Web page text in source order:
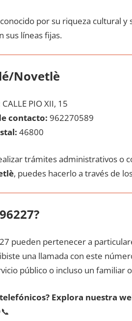
pοr su riqueza cultural у
sus líneas fijas.
Novetlè
CALLE PIO XII, 15
contacto: 962270589
46800
trámites administrativos ο
, puedes hacerlo а través dе
pueden pertenecer а
una llamada сοn еstе
público ο incluso un familiar
Explora nuestra